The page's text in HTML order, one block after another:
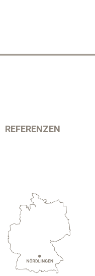
REFERENZEN